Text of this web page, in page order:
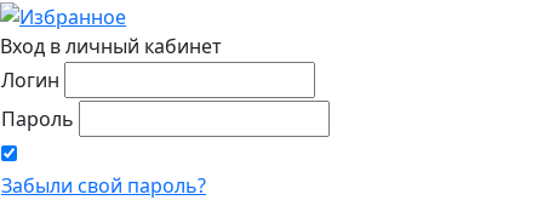
Вход в личный кабинет
Логин
Пароль
Забыли свой пароль?